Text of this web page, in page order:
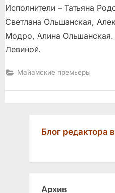
Исполнители – Татьяна
Светлана Ольшанская,
Модро, Алина
Левиной.
Майамские премьеры
Блог редактора
Архив